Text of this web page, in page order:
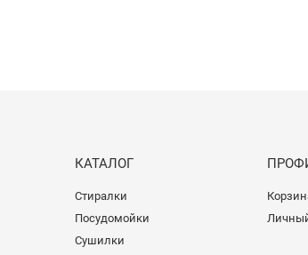
КАТАЛОГ
Стиралки
Посудомойки
Сушилки